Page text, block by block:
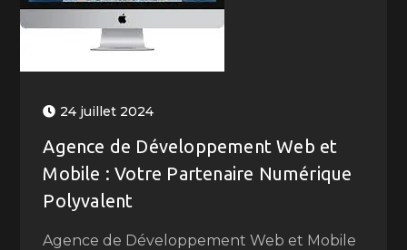
24 juillet 2024
Agence de Développement Web et
Mobile : Votre Partenaire Numérique
Polyvalent
Agence de Développement Web et Mobile